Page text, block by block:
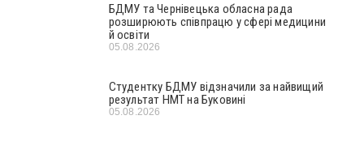
БДМУ та Чернівецька обласна рада
розширюють співпрацю у сфері медицини
й освіти
05.08.2026
Студентку БДМУ відзначили за найвищий
результат НМТ на Буковині
05.08.2026